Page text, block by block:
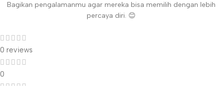
Bagikan pengalamanmu agar mereka bisa memilih dengan lebih
percaya diri. 😊
0 reviews
0